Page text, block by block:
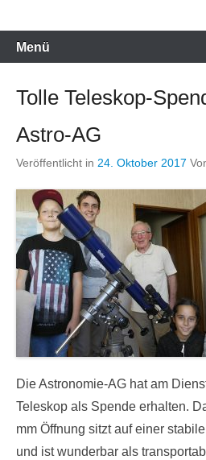
Primäres
Menü
Menü
Tolle Teleskop-
Astro-AG
Veröffentlicht in 24. Oktober 2017
Die Astronomie-AG hat am
Teleskop als Spende erhalten.
mm Öffnung sitzt auf einer
und ist wunderbar als